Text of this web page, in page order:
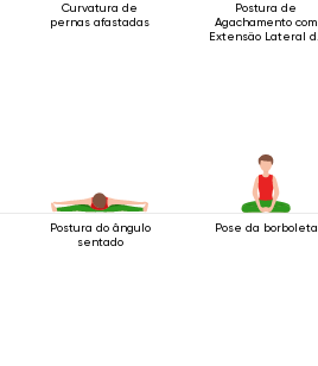
Curvatura de
pernas afastadas
Postura de
Agachamento com
Extensão Lateral da
Postura do ângulo
sentado
Pose da borboleta